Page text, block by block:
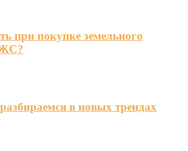
при покупке земельного
в новых трендах